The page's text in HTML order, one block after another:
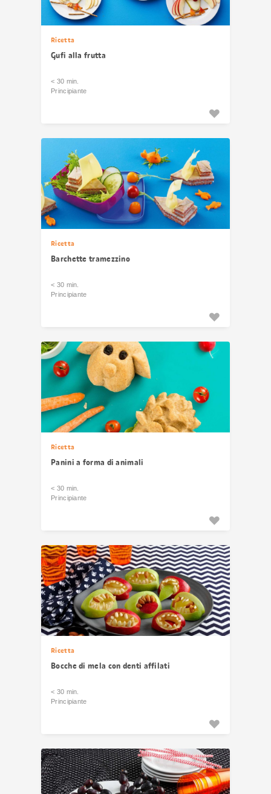
Ricetta
Gufi alla frutta
< 30 min.
Principiante
Ricetta
Barchette tramezzino
< 30 min.
Principiante
Ricetta
Panini a forma di animali
< 30 min.
Principiante
Ricetta
Bocche di mela con denti affilati
< 30 min.
Principiante